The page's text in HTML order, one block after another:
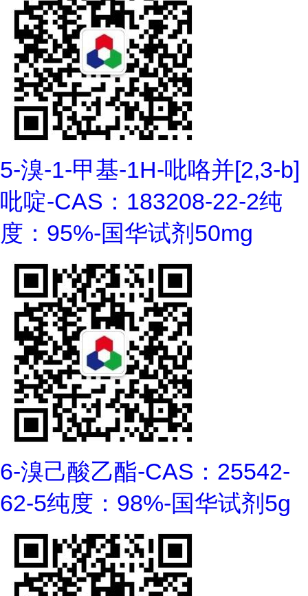
5-溴-1-甲基-1H-吡咯并[2,3-b]
吡啶-CAS：183208-22-2纯
度：95%-国华试剂50mg
6-溴己酸乙酯-CAS：25542-
62-5纯度：98%-国华试剂5g